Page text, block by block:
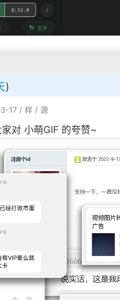
需点滑几下，就能轻松完
图 & 即时预览
)
17 / 样 / 源
对 小萌GIF 的夸赞~